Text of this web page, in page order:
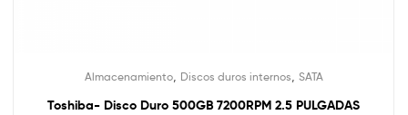
Almacenamiento, Discos duros internos SATA
Toshiba- Disco Duro 500GB 7200RPM 2.5 PULGADAS